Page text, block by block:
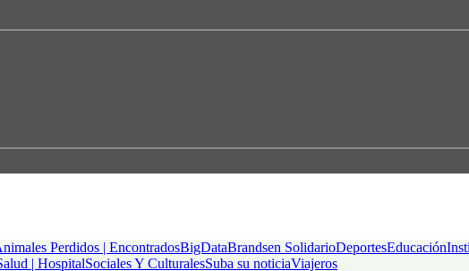
Perdidos | EncontradosBigDataBrandsen SolidarioDeportesEducación
| HospitalSociales Y CulturalesSuba su noticiaViajeros